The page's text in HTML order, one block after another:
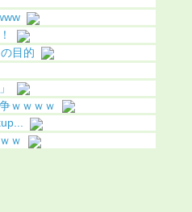
目的
ｗｗｗｗ
ｗ